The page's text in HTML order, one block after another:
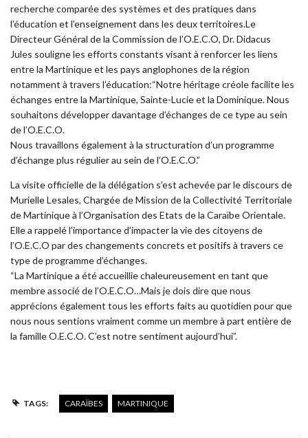
recherche comparée des systèmes et des pratiques dans
l’éducation et l’enseignement dans les deux territoires.Le
Directeur Général de la Commission de l’O.E.C.O, Dr. Didacus
Jules souligne les efforts constants visant à renforcer les liens
entre la Martinique et les pays anglophones de la région
notamment à travers l’éducation:“Notre héritage créole facilite les
échanges entre la Martinique, Sainte-Lucie et la Dominique. Nous
souhaitons développer davantage d’échanges de ce type au sein
de l’O.E.C.O.
Nous travaillons également à la structuration d’un programme
d’échange plus régulier au sein de l’O.E.C.O.”
La visite officielle de la délégation s’est achevée par le discours de
Murielle Lesales, Chargée de Mission de la Collectivité Territoriale
de Martinique à l’Organisation des Etats de la Caraïbe Orientale.
Elle a rappelé l’importance d’impacter la vie des citoyens de
l’O.E.C.O par des changements concrets et positifs à travers ce
type de programme d’échanges.
“La Martinique a été accueillie chaleureusement en tant que
membre associé de l’O.E.C.O…Mais je dois dire que nous
apprécions également tous les efforts faits au quotidien pour que
nous nous sentions vraiment comme un membre à part entière de
la famille O.E.C.O. C’est notre sentiment aujourd’hui”.
TAGS: CARAÏBES MARTINIQUE